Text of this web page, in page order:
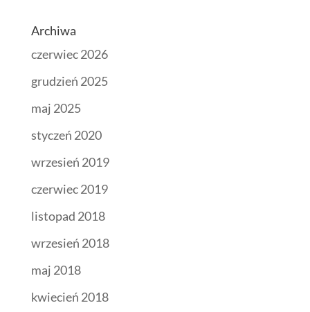
Archiwa
czerwiec 2026
grudzień 2025
maj 2025
styczeń 2020
wrzesień 2019
czerwiec 2019
listopad 2018
wrzesień 2018
maj 2018
kwiecień 2018